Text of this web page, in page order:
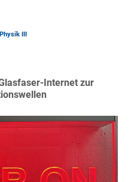
III
Internet zur